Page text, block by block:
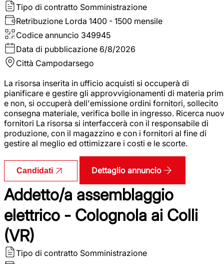
Tipo di contratto Somministrazione
Retribuzione Lorda 1400 - 1500 mensile
Codice annuncio 349945
Data di pubblicazione 6/8/2026
Città Campodarsego
La risorsa inserita in ufficio acquisti si occuperà di
pianificare e gestire gli approvvigionamenti di materia
e non, si occuperà dell'emissione ordini fornitori, sollecito
consegna materiale, verifica bolle in ingresso. Ricerca
fornitori La risorsa si interfaccerà con il responsabile di
produzione, con il magazzino e con i fornitori al fine di
gestire al meglio ed ottimizzare i costi e le scorte.
Candidati Dettaglio annuncio
Addetto/a assemblaggio
elettrico - Colognola ai Colli
(VR)
Tipo di contratto Somministrazione